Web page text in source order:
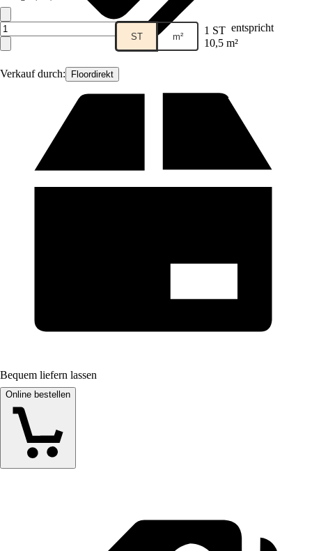
Verkauf durch: Floordirekt
ST m² 1 ST entspricht
10,5 m²
Bequem liefern lassen
Online bestellen